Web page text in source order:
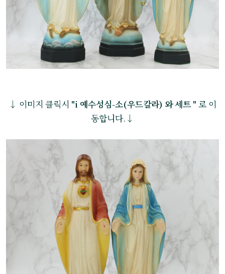
↓ 이미지 클릭시 "i 예수성심-소(우드칼라) 와 세트 " 로 이
동합니다.↓